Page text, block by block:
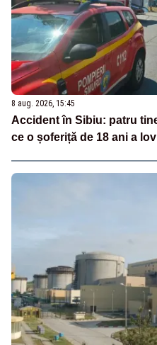
8 aug. 2026, 15:45
Accident în Sibiu: patru
ce o șoferiță de 18 ani a